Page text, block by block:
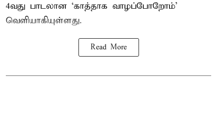
4வது பாடலான ‘காத்தாக வாழப்போறோம்’
வெளியாகியுள்ளது.
Read More